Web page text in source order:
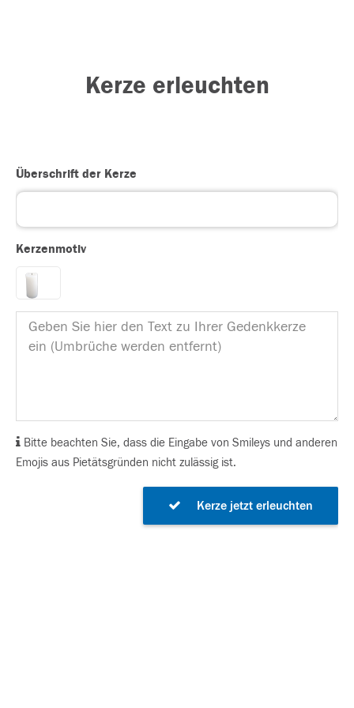
Kerze erleuchten
Überschrift der Kerze
Kerzenmotiv
Bitte beachten Sie, dass die Eingabe von Smileys und anderen
Emojis aus Pietätsgründen nicht zulässig ist.
Kerze jetzt erleuchten